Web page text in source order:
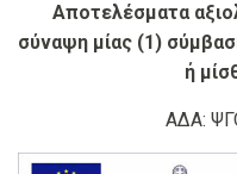
Αποτελέσματα
σύναψη μίας (1)
ή
ΑΔΑ: